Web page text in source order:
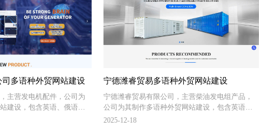
建设服务
多语种外贸网站建设
主营发电机配件，公司为
建设，包含英语、俄语、
语、阿拉伯语、土耳其语
宁德潍睿贸易多语种外贸网站建设
宁德潍睿贸易有限公司，主营柴油发电组产品，
公司为其制作多语种外贸网站建设，包含英语、
俄语、西班牙语、葡萄语、法语、阿拉伯语、土
2025-12-18